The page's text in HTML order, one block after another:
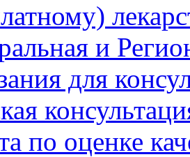
и
для
по оценке